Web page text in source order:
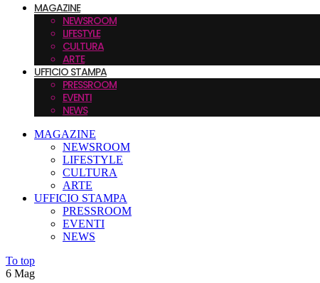
MAGAZINE
NEWSROOM
LIFESTYLE
CULTURA
ARTE
UFFICIO STAMPA
PRESSROOM
EVENTI
NEWS
MAGAZINE
NEWSROOM
LIFESTYLE
CULTURA
ARTE
UFFICIO STAMPA
PRESSROOM
EVENTI
NEWS
To top
6 Mag